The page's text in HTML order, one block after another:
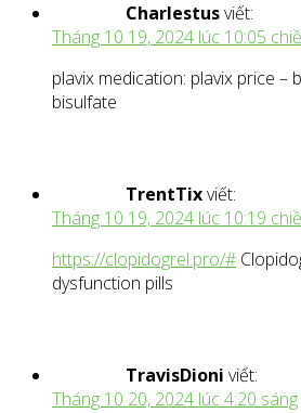
Charlestusviết:
Tháng 10 19, 2024 lúc 10:05
plavix medication: plavix price –
bisulfate
TrentTixviết:
Tháng 10 19, 2024 lúc 10:19
https://clopidogrel.pro/#
dysfunction pills
TravisDioni viết:
Tháng 10 20, 2024 lúc 4:20 sáng